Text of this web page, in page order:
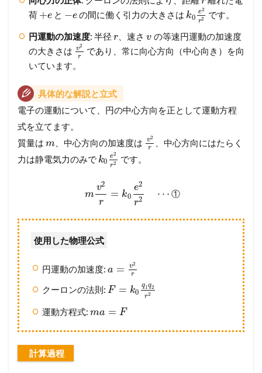
3
メ
ン
ー
シ
ッ
プ
が
必
要
で
荷 +eと −eの間に働く引力の大きさは k0
e2
r2 です。
円運動の加速度: 半径 r 、速さv の等速円運動の加速度
の大きさは v2
r
であり、常に向心方向（中心向き）を向
いています。
具体的な解説と立式
電子の運動について、円の中心方向を正として運動方程
式を立てます。
質量は m 、中心方向の加速度は v2
r
、中心方向にはたらく
力は静電気力のみで k0
e2
r2 です。
m
v2
r
= k0
e2
r2 ⋯ ①
使用した物理公式
円運動の加速度: a = v2
r
クーロンの法則: F = k0
q1 q2
r2
運動方程式: ma = F
計算過程